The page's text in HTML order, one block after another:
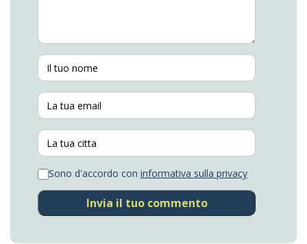
Sono d'accordo con informativa sulla privacy
Invia il tuo commento